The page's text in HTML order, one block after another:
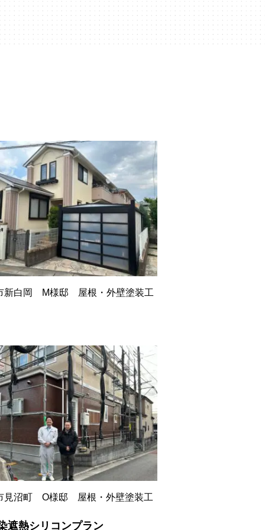
新白岡 M様邸 屋根・外壁塗装工
見沼町 O様邸 屋根・外壁塗装工
遮熱シリコンプラン